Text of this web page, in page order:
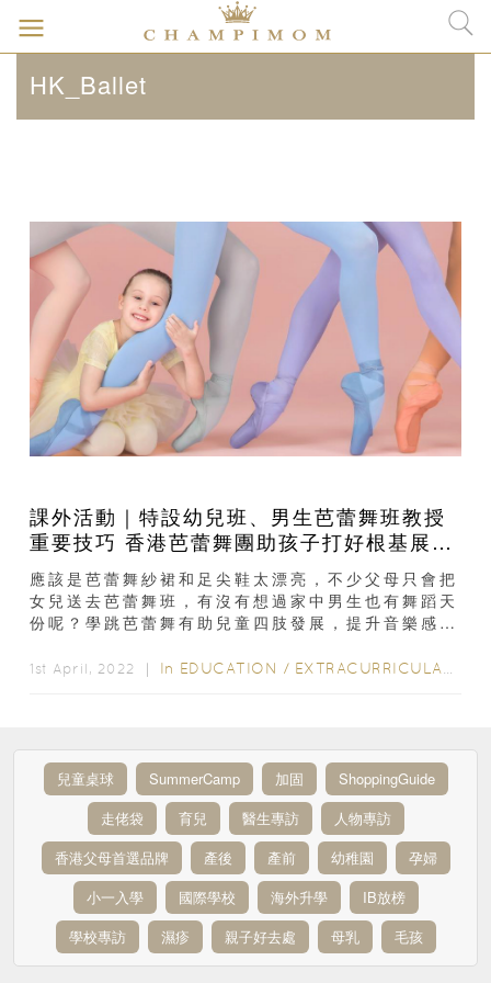
HK_Ballet
課外活動｜特設幼兒班、男生芭蕾舞班教授
重要技巧 香港芭蕾舞團助孩子打好根基展現
天賦
應該是芭蕾舞紗裙和足尖鞋太漂亮，不少父母只會把
女兒送去芭蕾舞班，有沒有想過家中男生也有舞蹈天
份呢？學跳芭蕾舞有助兒童四肢發展，提升音樂感，
的幼兒班，...
1st April, 2022 ｜ In EDUCATION / EXTRACURRICULAR ACTIVITIES
兒童桌球 SummerCamp 加固
ShoppingGuide
走佬袋
育兒 醫生專訪
人物專訪
香港父母首選品牌
產後 產前 幼稚園
孕婦
小一入學
國際學校 海外升學
IB放榜
學校專訪
濕疹 親子好去處 母乳 毛孩